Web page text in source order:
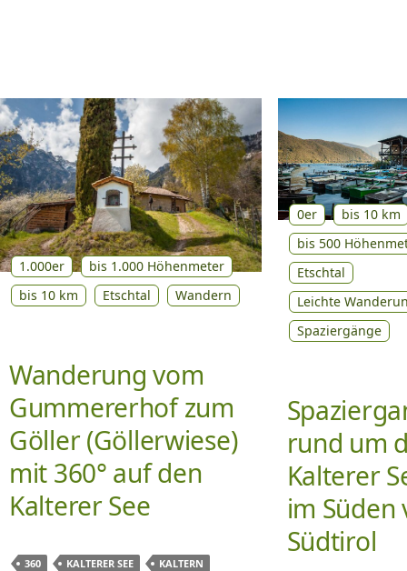
1.000er
bis 1.000 Höhenmeter
bis 10 km
Etschtal Wandern
Wanderung vom
Gummererhof zum
Göller (Göllerwiese)
mit 360° auf den
Kalterer See
360 KALTERER SEE
KALTERN
0er
bis 10 km
bis 500
Etschtal
Leichte
Spaziergänge
rund um
Kalterer
im Süden
Südtirol